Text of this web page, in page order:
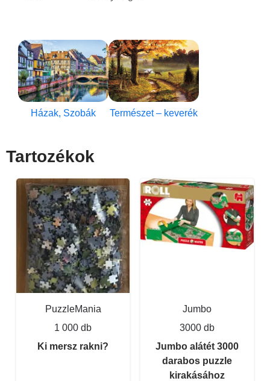
Házak, Szobák Természet – keverék
Tartozékok
PuzzleMania
1 000 db
Ki mersz rakni?
Jumbo
3000 db
Jumbo alátét 3000
darabos puzzle
kirakásához